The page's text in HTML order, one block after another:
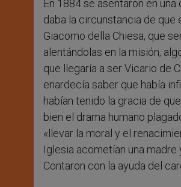
En 1884 se asentaron en
daba la circunstancia de que
Giacomo della Chiesa, que
alentándolas en la misión,
que llegaría a ser Vicario de
enardecía saber que había
habían tenido la gracia de
bien el drama humano
«llevar la moral y el
Iglesia acometían una madre
Contaron con la ayuda del